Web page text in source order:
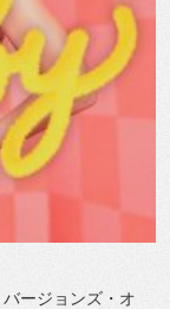
バージョンズ・オ